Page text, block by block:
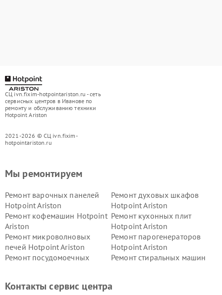
СЦ ivn.fixim-hotpointariston.ru - сеть
сервисных центров в Иванове по
ремонту и обслуживанию техники
Hotpoint Ariston
2021-2026 © СЦ ivn.fixim-
hotpointariston.ru
Мы ремонтируем
Ремонт варочных панелей
Hotpoint Ariston
Ремонт духовых шкафов
Hotpoint Ariston
Ремонт кофемашин Hotpoint
Ariston
Ремонт кухонных плит
Hotpoint Ariston
Ремонт микроволновых
печей Hotpoint Ariston
Ремонт парогенераторов
Hotpoint Ariston
Ремонт посудомоечных
Ремонт стиральных машин
Hotpoint Ariston
Hotpoint Ariston
Контакты сервис центра